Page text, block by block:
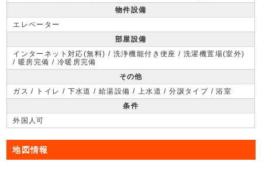
物件設備
エレベーター
部屋設備
インターネット対応(無料) / 洗浄機能付き便座 / 洗濯機置場(室外)
/ 暖房完備 / 冷暖房完備
その他
ガス / トイレ / 下水道 / 給湯設備 / 上水道 / 分譲タイプ / 浴室
条件
外国人可
地図情報